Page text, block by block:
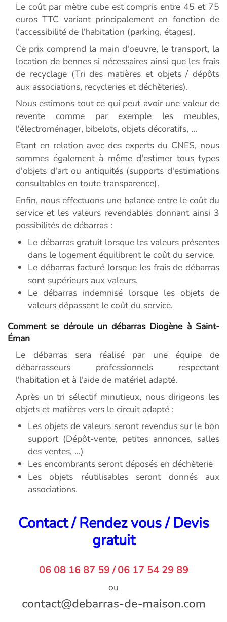
Le coût par mètre cube est compris entre 45 et 75
euros TTC variant principalement en fonction de
l'accessibilité de l'habitation (parking, étages).
Ce prix comprend la main d'oeuvre, le transport, la
location de bennes si nécessaires ainsi que les frais
de recyclage (Tri des matières et objets / dépôts
aux associations, recycleries et déchèteries).
Nous estimons tout ce qui peut avoir une valeur de
revente comme par exemple les meubles,
l'électroménager, bibelots, objets décoratifs, ...
Etant en relation avec des experts du CNES, nous
sommes également à même d'estimer tous types
d'objets d'art ou antiquités (supports d'estimations
consultables en toute transparence).
Enfin, nous effectuons une balance entre le coût du
service et les valeurs revendables donnant ainsi 3
possibilités de débarras :
Le débarras gratuit lorsque les valeurs présentes
dans le logement équilibrent le coût du service.
Le débarras facturé lorsque les frais de débarras
sont supérieurs aux valeurs.
Le débarras indemnisé lorsque les objets de
valeurs dépassent le coût du service.
Comment se déroule un débarras Diogène à Saint-
Éman
Le débarras sera réalisé par une équipe de
débarrasseurs professionnels respectant
l'habitation et à l'aide de matériel adapté.
Après un tri sélectif minutieux, nous dirigeons les
objets et matières vers le circuit adapté :
Les objets de valeurs seront revendus sur le bon
support (Dépôt-vente, petites annonces, salles
des ventes, ...)
Les encombrants seront déposés en déchèterie
Les objets réutilisables seront donnés aux
associations.
Contact / Rendez vous / Devis
gratuit
06 08 16 87 59 / 06 17 54 29 89
ou